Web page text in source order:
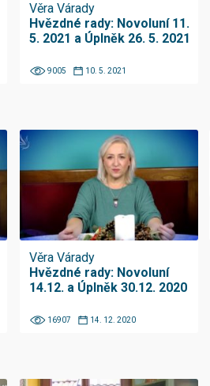
Věra Várady
Hvězdné rady: Novoluní 11.
5. 2021 a Úplněk 26. 5. 2021
9005 10. 5. 2021
Věra Várady
Hvězdné rady: Novoluní
14.12. a Úplněk 30.12. 2020
16907 14. 12. 2020